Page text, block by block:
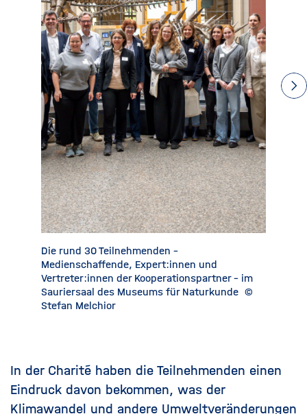
Die rund 30 Teilnehmenden -
Medienschaffende, Expert:innen und
Vertreter:innen der Kooperationspartner - im
Sauriersaal des Museums für Naturkunde ©
Stefan Melchior
In der Charité haben die Teilnehmenden einen
Eindruck davon bekommen, was der
Klimawandel und andere Umweltveränderungen